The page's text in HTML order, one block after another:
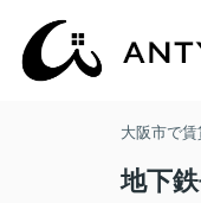
大阪市で
地下